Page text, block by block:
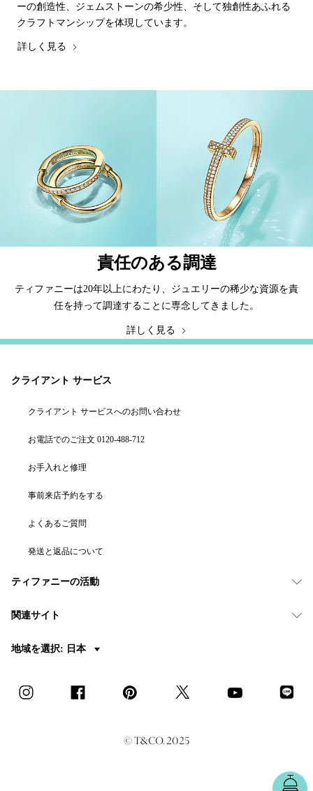
ーの創造性、ジェムストーンの希少性、そして独創性あふれる
クラフトマンシップを体現しています。
詳しく見る
責任のある調達
ティファニーは20年以上にわたり、ジュエリーの稀少な資源を責
任を持って調達することに専念してきました。
詳しく見る
クライアント サービス
クライアント サービスへのお問い合わせ
お電話でのご注文 0120-488-712
お手入れと修理
事前来店予約をする
よくあるご質問
発送と返品について
ティファニーの活動
関連サイト
地域を選択: 日本
© T&CO. 2025